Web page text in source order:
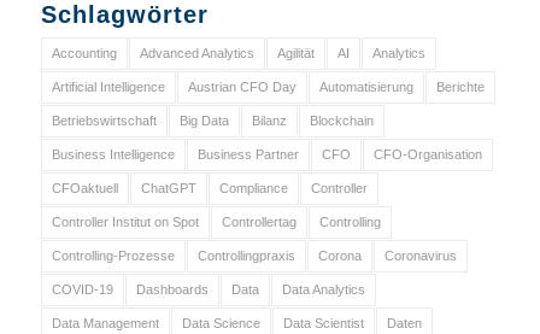
Schlagwörter
Accounting Advanced Analytics Agilität AI Analytics
Artificial Intelligence Austrian CFO Day Automatisierung Berichte
Betriebswirtschaft Big Data Bilanz Blockchain
Business Intelligence Business Partner CFO CFO-Organisation
CFOaktuell ChatGPT Compliance Controller
Controller Institut on Spot Controllertag Controlling
Controlling-Prozesse Controllingpraxis Corona Coronavirus
COVID-19 Dashboards Data Data Analytics
Data Management Data Science Data Scientist Daten